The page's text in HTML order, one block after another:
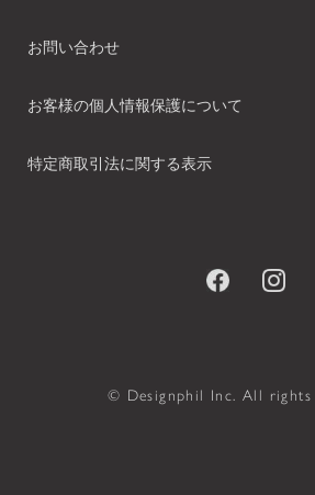
お問い合わせ
お客様の個人情報保護について
特定商取引法に関する表示
© Designphil Inc. All rights